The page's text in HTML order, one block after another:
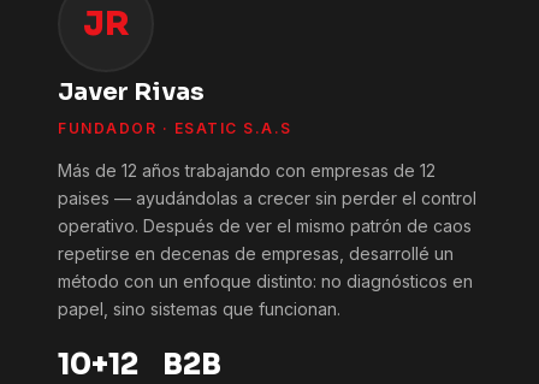
JR
Javer Rivas
FUNDADOR · ESATIC S.A.S
Más de 12 años trabajando con empresas de 12
paises — ayudándolas a crecer sin perder el control
operativo. Después de ver el mismo patrón de caos
repetirse en decenas de empresas, desarrollé un
método con un enfoque distinto: no diagnósticos en
papel, sino sistemas que funcionan.
10+12 B2B